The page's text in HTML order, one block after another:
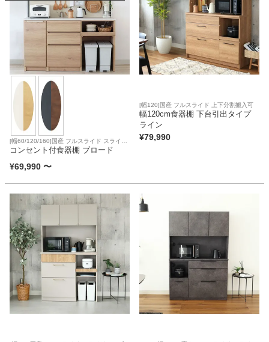
ソファ
テレビ台・リビング家具
ダイニングテーブル・セット
椅子・チェア
食器棚・キッチン収納
ベッド
[幅60/120/160]国産 フルスライド スライド
テーブル 上下分割搬入可
コンセント付食器棚 ブロード
¥69,990 〜
[幅120]国産 フルスライド 上下分割搬入可
幅120cm食器棚 下台引出タイプ
ライン
¥79,990